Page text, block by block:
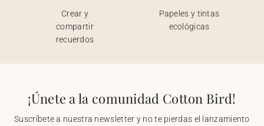
Crear y
compartir
recuerdos
Papeles y tintas
ecológicas
¡Únete a la comunidad Cotton Bird!
Suscríbete a nuestra newsletter y no te pierdas el lanzamiento